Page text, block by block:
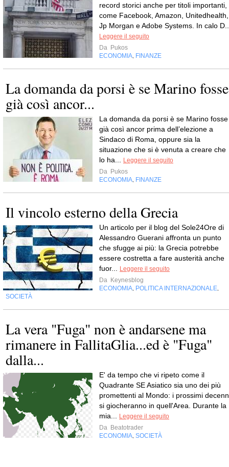
record storici anche per titoli importanti,
come Facebook, Amazon, Unitedhealth,
Jp Morgan e Adobe Systems. In calo
Leggere il seguito
Da Pukos
ECONOMIA FINANZE
La domanda da porsi è se Marino fosse
già così ancor...
La domanda da porsi è se Marino fosse
già così ancor prima dell’elezione a
Sindaco di Roma, oppure sia la
situazione che si è venuta a creare che
lo ha...
Leggere il seguito
Da Pukos
ECONOMIA FINANZE
Il vincolo esterno della Grecia
Un articolo per il blog del Sole24Ore di
Alessandro Guerani affronta un punto
che sfugge ai più: la Grecia potrebbe
essere costretta a fare austerità anche
fuor...
Leggere il seguito
Da Keynesblog
ECONOMIA POLITICA INTERNAZIONALE
SOCIETÀ
La vera "Fuga" non è andarsene ma
rimanere in FallitaGlia...ed è "Fuga"
dalla...
E' da tempo che vi ripeto come il
Quadrante SE Asiatico sia uno dei più
promettenti al Mondo: i prossimi
si giocheranno in quell'Area. Durante la
mia...
Leggere il seguito
Da Beatotrader
ECONOMIA SOCIETÀ